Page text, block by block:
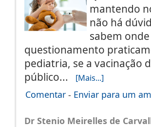
mantendo
não há
sabem
questionamento
pediatria, se a vacinação
público...
[Mais...]
Comentar - Enviar para um
Dr Stenio Meirelles de